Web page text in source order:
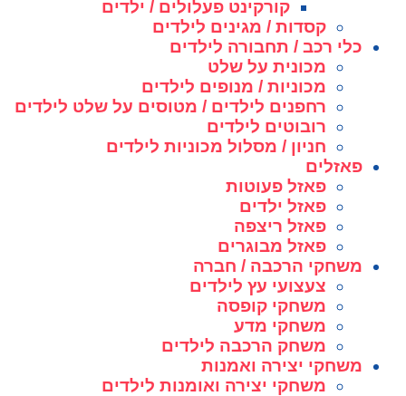
קורקינט פעלולים / ילדים
קסדות / מגינים לילדים
כלי רכב / תחבורה לילדים
מכונית על שלט
מכוניות / מנופים לילדים
רחפנים לילדים / מטוסים על שלט לילדים
רובוטים לילדים
חניון / מסלול מכוניות לילדים
פאזלים
פאזל פעוטות
פאזל ילדים
פאזל ריצפה
פאזל מבוגרים
משחקי הרכבה / חברה
צעצועי עץ לילדים
משחקי קופסה
משחקי מדע
משחק הרכבה לילדים
משחקי יצירה ואמנות
משחקי יצירה ואומנות לילדים